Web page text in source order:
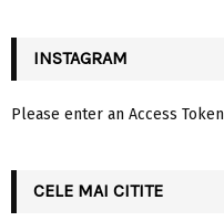
INSTAGRAM
Please enter an Access Token
CELE MAI CITITE